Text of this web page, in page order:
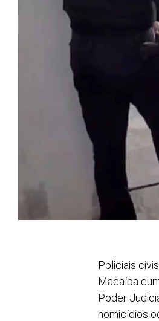
Policiais
Macaíba
Poder
homicídios